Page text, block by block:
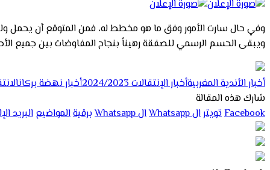
وفي حال سارت الأمور وفق ما هو مخطط له، فمن المتوقع أن يحمل
ويبقى الحسم الرسمي للصفقة رهيناً بنجاح المفاوضات بين جميع
أخبار الأندية المغربيةأخبار الإنتقالات 2024/2023 أخبار نهضة بركان
شارك هذه المقالة
Facebookتويترال Whatsapp ال Whatsapp برقيةالمواضيع البريد